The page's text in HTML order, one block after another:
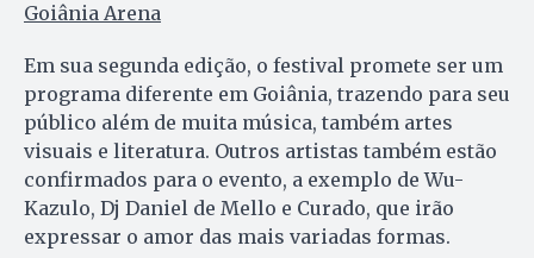
Goiânia Arena
Em sua segunda edição, o festival promete ser um
programa diferente em Goiânia, trazendo para seu
público além de muita música, também artes
visuais e literatura. Outros artistas também estão
confirmados para o evento, a exemplo de Wu-
Kazulo, Dj Daniel de Mello e Curado, que irão
expressar o amor das mais variadas formas.